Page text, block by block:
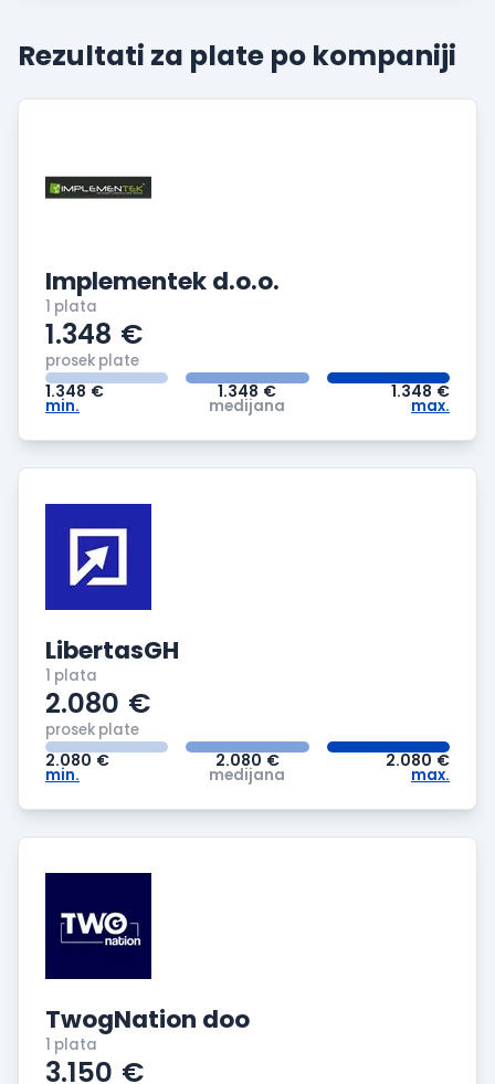
Rezultati za plate po kompaniji
Implementek d.o.o.
1 plata
1.348 €
prosek plate
1.348 €
min.
1.348 €
medijana
1.348 €
max.
LibertasGH
1 plata
2.080 €
prosek plate
2.080 €
min.
2.080 €
medijana
2.080 €
max.
TwogNation doo
1 plata
3.150 €